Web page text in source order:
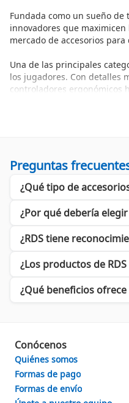
Fundada como un sueño
innovadores que
mercado de accesorios
Una de las principales
los jugadores. Con detalles
controladores ergonómicos
Relevancia en el
Variedad de Productos:
Hitando en el Mercado
Con un crecimiento
manteniendo un flujo de
las necesidades del cliente
Si buscas la mejor
un compromiso con la
Preguntas
¿Qué tipo de
¿Por qué debería
¿RDS tiene
¿Los productos de
¿Qué beneficios ofrece
Conócenos
Quiénes somos
Formas de pago
Formas de envío